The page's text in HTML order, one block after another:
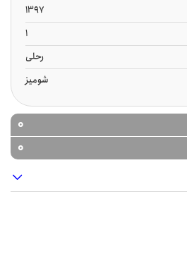
1397
1
رحلی
شومیز
0
0